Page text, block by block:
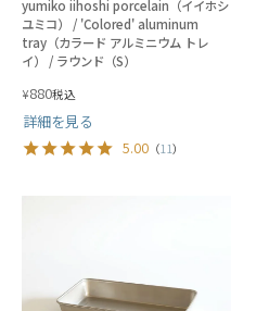
yumiko iihoshi porcelain（イイホシ
ユミコ） / 'Colored' aluminum
tray（カラード アルミニウム トレ
イ） / ラウンド（S）
¥880税込
詳細を見る
5.00 （11）